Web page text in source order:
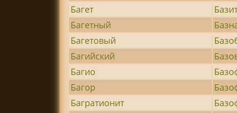
Багет
Багетный
Багетовый
Багийский
Багио
Багор
Багратионит